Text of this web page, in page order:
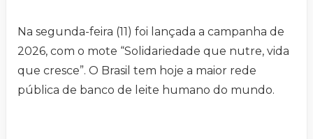
Na segunda-feira (11) foi lançada a campanha de
2026, com o mote “Solidariedade que nutre, vida
que cresce”. O Brasil tem hoje a maior rede
pública de banco de leite humano do mundo.